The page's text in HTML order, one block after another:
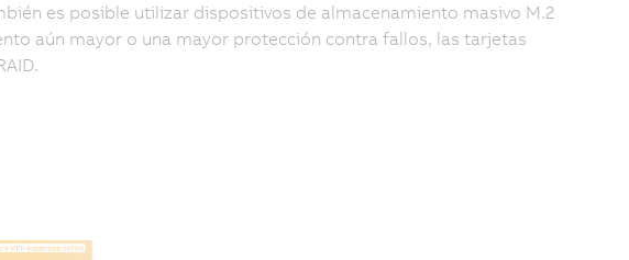
es posible utilizar dispositivos de almacenamiento masivo M.2
aún mayor o una mayor protección contra fallos, las tarjetas